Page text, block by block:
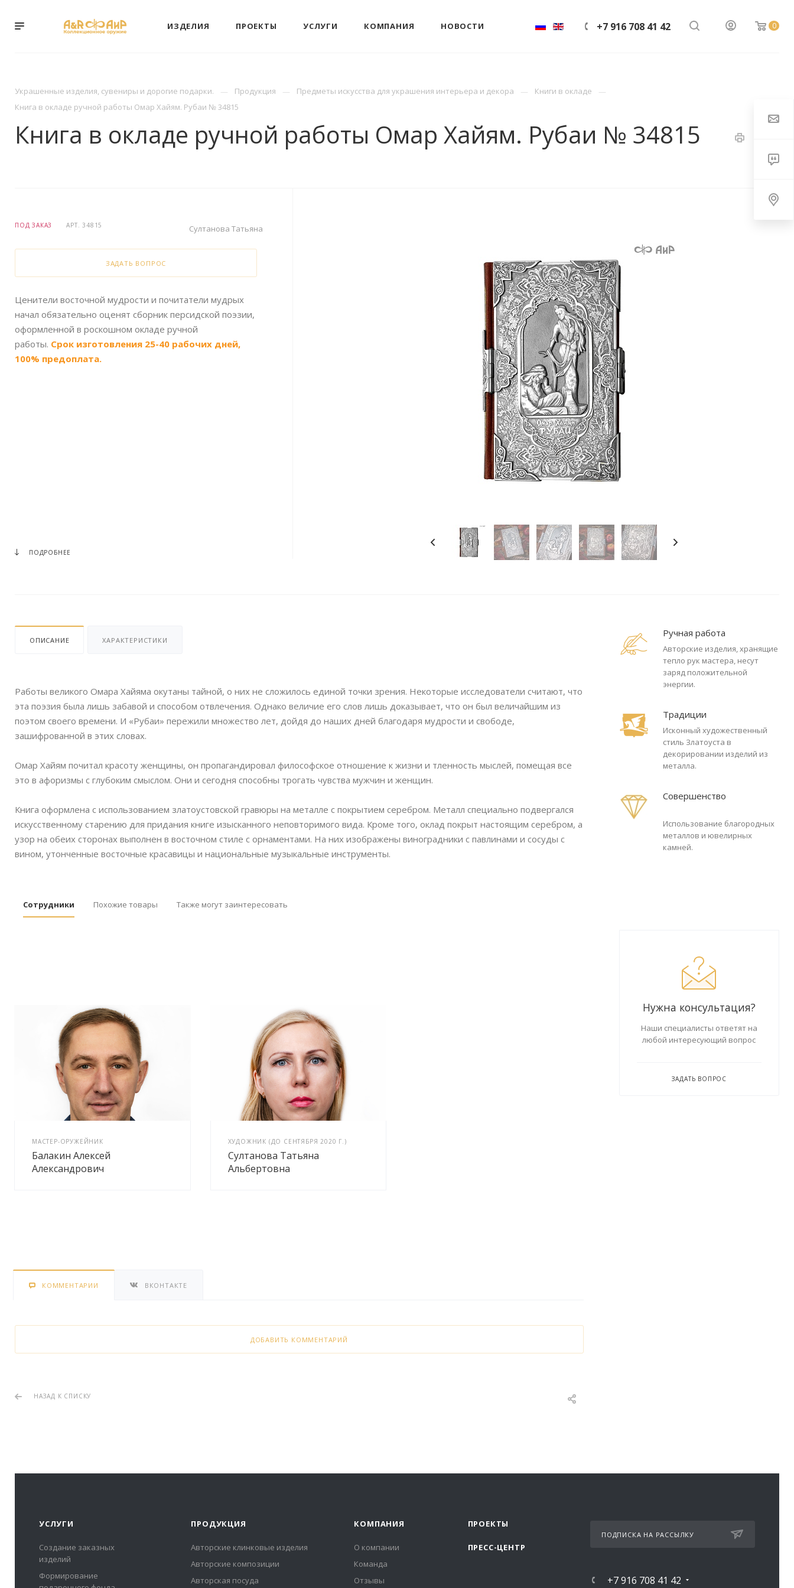
0
+7 916 708 41 42
ИЗДЕЛИЯ ПРОЕКТЫ УСЛУГИ КОМПАНИЯ НОВОСТИ
Украшенные изделия, сувениры и дорогие подарки. Продукция Предметы искусства для украшения интерьера и декора
Книги в окладе
Книга в окладе ручной работы Омар Хайям. Рубаи № 34815
Книга в окладе ручной работы Омар Хайям. Рубаи № 34815
ПОД ЗАКАЗ АРТ.34815 Султанова Татьяна
ЗАДАТЬ ВОПРОС
Ценители восточной мудрости и почитатели мудрых
начал обязательно оценят сборник персидской поэзии,
оформленной в роскошном окладе ручной
работы. Срок изготовления 25-40 рабочих дней,
100% предоплата.
ПОДРОБНЕЕ
Ручная работа
Авторские изделия, хранящие
тепло рук мастера, несут
заряд положительной
энергии.
Традиции
Исконный художественный
стиль Златоуста в
декорировании изделий из
металла.
Совершенство
Использование благородных
металлов и ювелирных
камней.
Нужна консультация?
Наши специалисты ответят на
любой интересующий вопрос
ЗАДАТЬ ВОПРОС
ОПИСАНИЕ ХАРАКТЕРИСТИКИ
Работы великого Омара Хайяма окутаны тайной, о них не сложилось единой точки зрения. Некоторые исследователи считают, что
эта поэзия была лишь забавой и способом отвлечения. Однако величие его слов лишь доказывает, что он был величайшим из
поэтом своего времени. И «Рубаи» пережили множество лет, дойдя до наших дней благодаря мудрости и свободе,
зашифрованной в этих словах.
Омар Хайям почитал красоту женщины, он пропагандировал философское отношение к жизни и тленность мыслей, помещая все
это в афоризмы с глубоким смыслом. Они и сегодня способны трогать чувства мужчин и женщин.
Книга оформлена с использованием златоустовской гравюры на металле с покрытием серебром. Металл специально подвергался
искусственному старению для придания книге изысканного неповторимого вида. Кроме того, оклад покрыт настоящим серебром, а
узор на обеих сторонах выполнен в восточном стиле с орнаментами. На них изображены виноградники с павлинами и сосуды с
вином, утонченные восточные красавицы и национальные музыкальные инструменты.
Сотрудники Похожие товары Также могут заинтересовать
МАСТЕР-ОРУЖЕЙНИК
Балакин Алексей
Александрович
ХУДОЖНИК (ДО СЕНТЯБРЯ 2020 Г.)
Султанова Татьяна
Альбертовна
КОММЕНТАРИИ ВКОНТАКТЕ
ДОБАВИТЬ КОММЕНТАРИЙ
НАЗАД К СПИСКУ
УСЛУГИ
Создание заказных
изделий
Формирование
ПРОДУКЦИЯ
Авторские клинковые изделия
Авторские композиции
Авторская посуда
КОМПАНИЯ
О компании
Команда
Отзывы
ПРОЕКТЫ
ПРЕСС-ЦЕНТР
ПОДПИСКА НА РАССЫЛКУ
+7 916 708 41 42